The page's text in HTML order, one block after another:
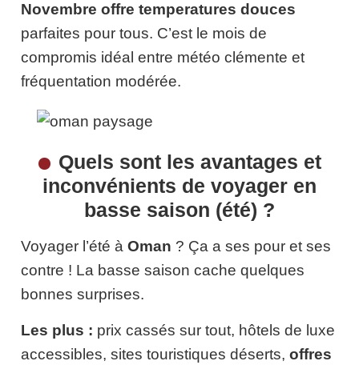
Novembre offre temperatures douces
parfaites pour tous. C’est le mois de
compromis idéal entre météo clémente et
fréquentation modérée.
Quels sont les avantages et
inconvénients de voyager en
basse saison (été) ?
Voyager l’été à Oman ? Ça a ses pour et ses
contre ! La basse saison cache quelques
bonnes surprises.
Les plus : prix cassés sur tout, hôtels de luxe
accessibles, sites touristiques déserts, offres